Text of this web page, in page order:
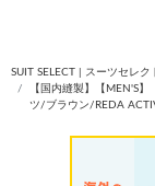
SUIT SELECT | スーツセレク
【国内縫製】【MEN'S
ツ/ブラウン/REDA